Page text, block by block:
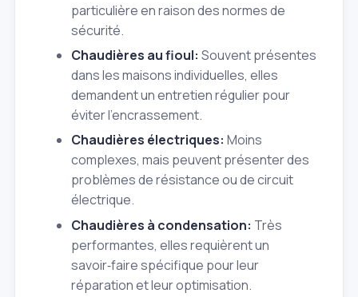
particulière en raison des normes de
sécurité.
Chaudières au fioul: Souvent présentes
dans les maisons individuelles, elles
demandent un entretien régulier pour
éviter l'encrassement.
Chaudières électriques: Moins
complexes, mais peuvent présenter des
problèmes de résistance ou de circuit
électrique.
Chaudières à condensation: Très
performantes, elles requièrent un
savoir‑faire spécifique pour leur
réparation et leur optimisation.